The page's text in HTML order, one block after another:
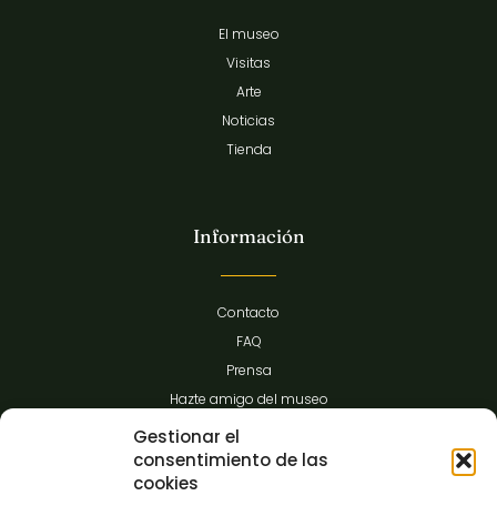
Gestionar el
consentimiento de las
cookies
El museo
Visitas
Arte
Noticias
Tienda
Información
Contacto
FAQ
Prensa
Hazte amigo del museo
Transparencia